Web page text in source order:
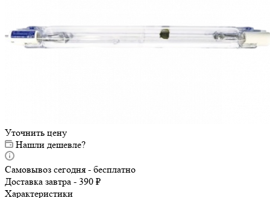
Уточнить цену
Нашли дешевле?
Самовывоз сегодня - бесплатно
Доставка завтра - 390 ₽
Характеристики